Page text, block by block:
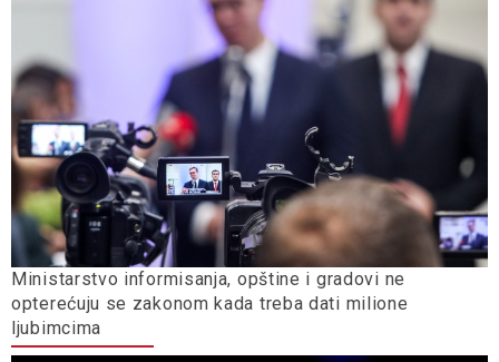
Ministarstvo informisanja, opštine i gradovi ne
opterećuju se zakonom kada treba dati milione
ljubimcima